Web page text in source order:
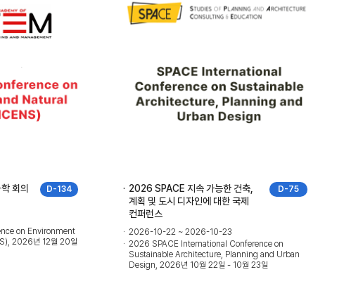
D-134
회의
on Environment
2026년 12월 20일
D-75
2026 SPACE 지속 가능한 건축,
계획 및 도시 디자인에 대한 국제
컨퍼런스
2026-10-22 ~ 2026-10-23
2026 SPACE International Conference on
Sustainable Architecture, Planning and Urban
Design, 2026년 10월 22일 - 10월 23일